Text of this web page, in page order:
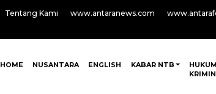
Tentang Kami www.antaranews.com
HOME NUSANTARA ENGLISH KABAR NTB
HUKUM